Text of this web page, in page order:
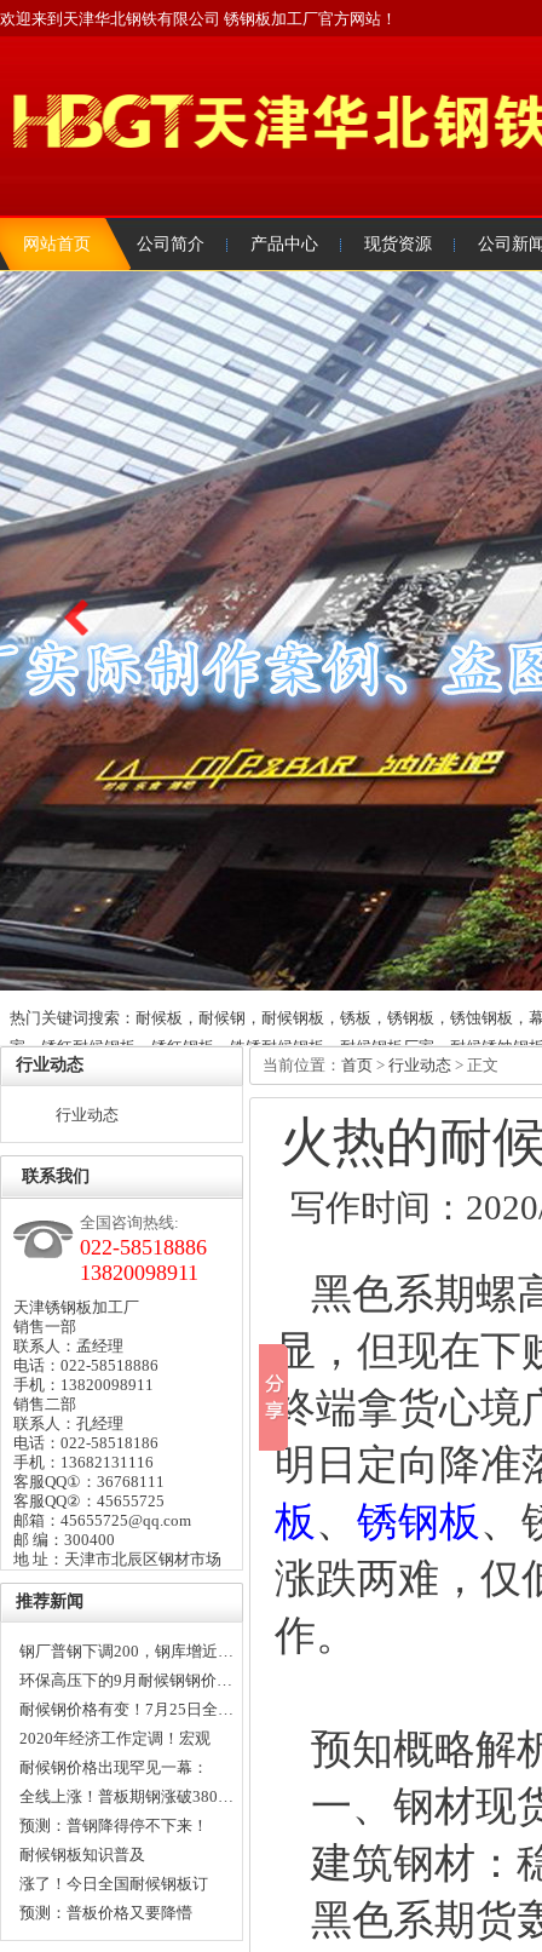
欢迎来到天津华北钢铁有限公司 锈钢板加工厂官方网站！
网站首页 公司简介 产品中心 现货资源 公司新
热门关键词搜索：耐候板，耐候钢，耐候钢板，锈板，锈钢板，锈蚀钢板，
家，锈红耐候钢板，锈红钢板，铁锈耐候钢板，耐候钢板厂家，耐候锈蚀钢
行业动态
行业动态
联系我们
全国咨询热线:
022-58518886
13820098911
天津锈钢板加工厂
销售一部
联系人：孟经理
电话：022-58518886
手机：13820098911
销售二部
联系人：孔经理
电话：022-58518186
手机：13682131116
客服QQ①：36768111
客服QQ②：45655725
邮箱：45655725@qq.com
邮 编：300400
地 址：天津市北辰区钢材市场
推荐新闻
钢厂普钢下调200，钢库增近…
环保高压下的9月耐候钢钢价…
耐候钢价格有变！7月25日全…
2020年经济工作定调！宏观
利…
耐候钢价格出现罕见一幕：
有…
全线上涨！普板期钢涨破380…
预测：普钢降得停不下来！
耐…
耐候钢板知识普及
涨了！今日全国耐候钢板订
购…
预测：普板价格又要降懵
了！…
当前位置： 首页 > 行业动态 > 正文
火热的耐
写作时间：
黑色系期螺
显，但现在下
终端拿货心境
明日定向降准
板、 锈钢板、
涨跌两难，仅
作。
预知概略解
一、钢材现
建筑钢材：
黑色系期货